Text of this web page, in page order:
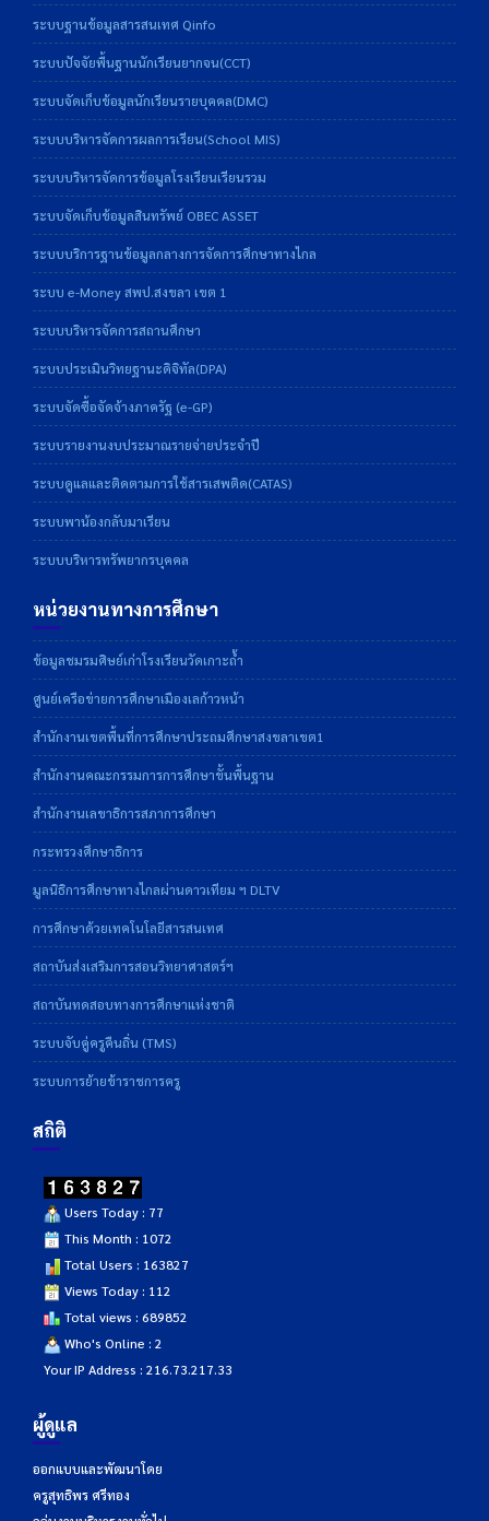
ระบบฐานข้อมูลสารสนเทศ Qinfo
ระบบปัจจัยพื้นฐานนักเรียนยากจน(CCT)
ระบบจัดเก็บข้อมูลนักเรียนรายบุคคล(DMC)
ระบบบริหารจัดการผลการเรียน(School MIS)
ระบบบริหารจัดการข้อมูลโรงเรียนเรียนรวม
ระบบจัดเก็บข้อมูลสินทรัพย์ OBEC ASSET
ระบบบริการฐานข้อมูลกลางการจัดการศึกษาทางไกล
ระบบ e-Money สพป.สงขลา เขต 1
ระบบบริหารจัดการสถานศึกษา
ระบบประเมินวิทยฐานะดิจิทัล(DPA)
ระบบจัดซื้อจัดจ้างภาครัฐ (e-GP)
ระบบรายงานงบประมาณรายจ่ายประจำปี
ระบบดูแลและติดตามการใช้สารเสพติด(CATAS)
ระบบพาน้องกลับมาเรียน
ระบบบริหารทรัพยากรบุคคล
หน่วยงานทางการศึกษา
ข้อมูลชมรมศิษย์เก่าโรงเรียนวัดเกาะถ้ำ
ศูนย์เครือข่ายการศึกษาเมืองเลก้าวหน้า
สำนักงานเขตพื้นที่การศึกษาประถมศึกษาสงขลาเขต1
สำนักงานคณะกรรมการการศึกษาขั้นพื้นฐาน
สำนักงานเลขาธิการสภาการศึกษา
กระทรวงศึกษาธิการ
มูลนิธิการศึกษาทางไกลผ่านดาวเทียม ฯ DLTV
การศึกษาด้วยเทคโนโลยีสารสนเทศ
สถาบันส่งเสริมการสอนวิทยาศาสตร์ฯ
สถาบันทดสอบทางการศึกษาแห่งชาติ
ระบบจับคู่ครูคืนถิ่น (TMS)
ระบบการย้ายข้าราชการครู
สถิติ
Users Today : 77
This Month : 1072
Total Users : 163827
Views Today : 112
Total views : 689852
Who's Online : 2
Your IP Address : 216.73.217.33
ผู้ดูแล
ออกแบบและพัฒนาโดย
ครูสุทธิพร ศรีทอง